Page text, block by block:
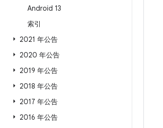
Android 13
索引
2021 年公告
2020 年公告
2019 年公告
2018 年公告
2017 年公告
2016 年公告